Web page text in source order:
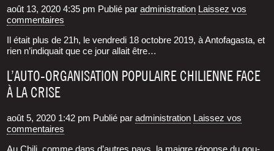
août 13, 2020 4:35 pm Publié paradministration Laissez vos
commentaires
Il était plus de 21h, le ven­dre­di 18 octobre 2019, à Anto­fa­gas­ta, et
rien n’indiquait que ce jour allait être…
L’AUTO-ORGANISATION POPULAIRE CHILIENNE FACE
À LA CRISE
août 5, 2020 1:42 pm Publié paradministration Laissez vos
commentaires
Au Chi­li, comme dans d’autres pays, la maigre réponse du gou­